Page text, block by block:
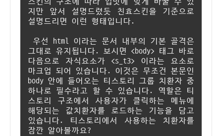
지만 앞서 설명드렸듯 친효스킨을 기준으로
설명드리면 이런 형태입니다.
우선 html 이라는 문서 내부의 기본 골격은
그대로 유지됩니다. 보시면 <body> 태그 바로
다음으로 자식요소가 <s_t3> 이라는 요소로
마크업 되어 있습니다. 이것은 무조건 본문인
body 안에 들어오는 티스토리 그룹 치환자 중
하나로 필수라고 할 수 있습니다. 역할은 티
스토리 구조에서 사용자가 클릭하는 메뉴에
해당되는 값치환자를 로드하는 기능을 담고
있습니다. 티스토리에서 사용하는 치환자를
잠깐 알아볼까요?